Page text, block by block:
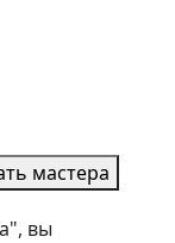
мастера
вы